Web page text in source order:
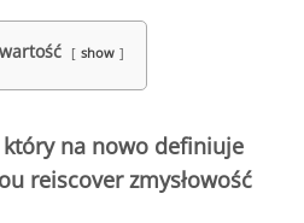
show
który na nowo definiuje
reiscover zmysłowość